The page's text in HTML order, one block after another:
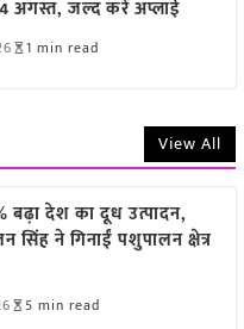
अगस्त, जल्द करें अप्लाई
1 min read
View All
बढ़ा देश का दूध उत्पादन,
सिंह ने गिनाईं पशुपालन क्षेत्र
5 min read